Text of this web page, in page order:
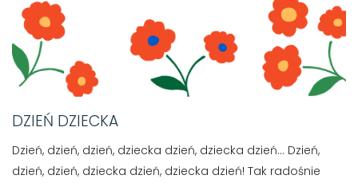
DZIEŃ DZIECKA
Dzień, dzień, dzień, dziecka dzień, dziecka dzień… Dzień,
dzień, dzień, dziecka dzień, dziecka dzień! Tak radośnie